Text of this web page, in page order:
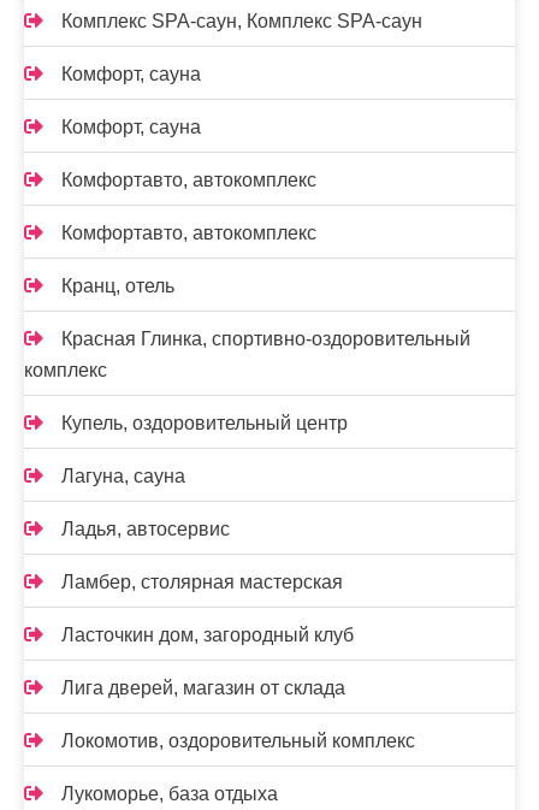
Комплекс SPA-саун, Комплекс SPA-саун
Комфорт, сауна
Комфорт, сауна
Комфортавто, автокомплекс
Комфортавто, автокомплекс
Кранц, отель
Красная Глинка, спортивно-оздоровительный
комплекс
Купель, оздоровительный центр
Лагуна, сауна
Ладья, автосервис
Ламбер, столярная мастерская
Ласточкин дом, загородный клуб
Лига дверей, магазин от склада
Локомотив, оздоровительный комплекс
Лукоморье, база отдыха